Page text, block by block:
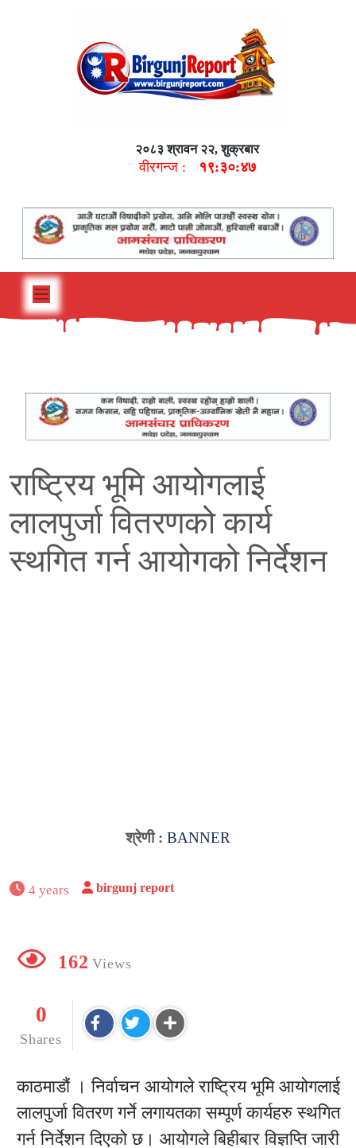
२०८३ श्रावन २२, शुक्रबार
वीरगन्ज : १९:३०:४८
राष्ट्रिय भूमि आयोगलाई
लालपुर्जा वितरणको कार्य
स्थगित गर्न आयोगको निर्देशन
श्रेणी : BANNER
4 years birgunj report
162 Views
0
Shares
काठमाडौं । निर्वाचन आयोगले राष्ट्रिय भूमि आयोगलाई
लालपुर्जा वितरण गर्ने लगायतका सम्पूर्ण कार्यहरु स्थगित
गर्न निर्देशन दिएको छ। आयोगले बिहीबार विज्ञप्ति जारी